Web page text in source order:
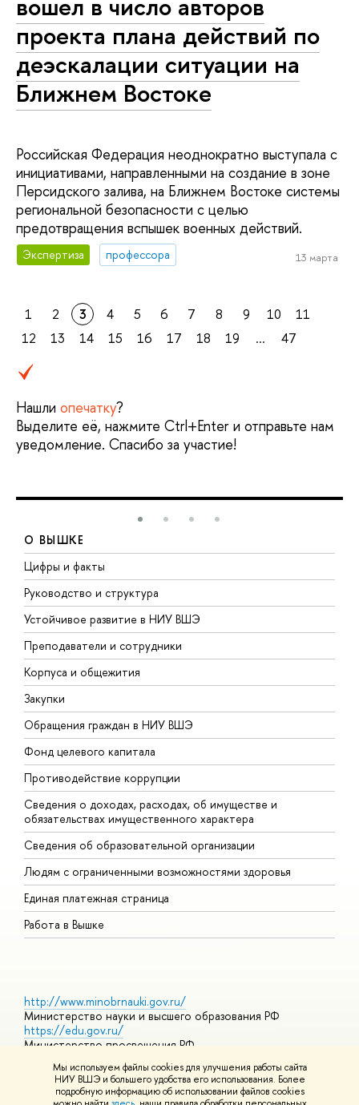
Мы используем файлы cookies для улучшения работы сайта
НИУ ВШЭ и большего удобства его использования. Более
подробную информацию об использовании файлов cookies
проекта плана действий по
деэскалации ситуации на
Ближнем Востоке
Российская Федерация неоднократно выступала с
инициативами, направленными на создание в зоне
Персидского залива, на Ближнем Востоке системы
региональной безопасности с целью
предотвращения вспышек военных действий.
Экспертиза профессора 13 марта
1 2 3 4 5 6 7 8 9 10
11
12
13 14 15 16 17 18 19 ... 47
Нашли опечатку?
Выделите её, нажмите Ctrl+Enter и отправьте нам
уведомление. Спасибо за участие!
О ВЫШКЕ
Цифры и факты
Руководство и структура
Устойчивое развитие в НИУ ВШЭ
Преподаватели и сотрудники
Корпуса и общежития
Закупки
Обращения граждан в НИУ ВШЭ
Фонд целевого капитала
Противодействие коррупции
Сведения о доходах, расходах, об имуществе и
обязательствах имущественного характера
Сведения об образовательной организации
Людям с ограниченными возможностями здоровья
Единая платежная страница
Работа в Вышке
http://www.minobrnauki.gov.ru/
Министерство науки и высшего образования РФ
https://edu.gov.ru/
Министерство просвещения РФ
https://elearning.hse.ru/mooc
Массовые открытые онлайн-курсы